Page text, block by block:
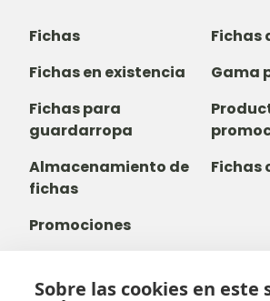
Sobre las cookies en este
Fichas
Fichas
Fichas en existencia
Gama
Fichas para
guardarropa
Almacenamiento de
fichas
Fichas
Promociones